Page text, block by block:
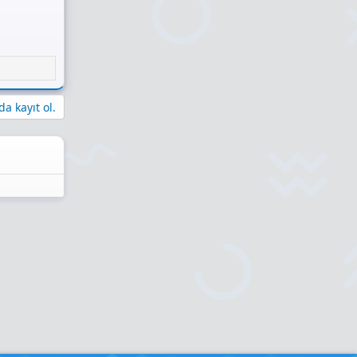
kayıt ol.